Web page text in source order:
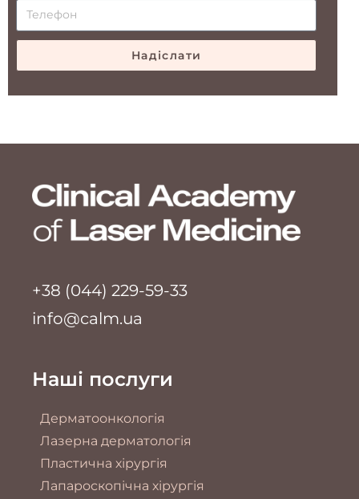
Надіслати
+38 (044) 229-59-33
info@calm.ua
Наші послуги
Дерматоонкологія
Лазерна дерматологія
Пластична хірургія
Лапароскопічна хірургія